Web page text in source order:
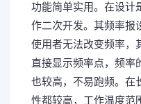
功能简单实用。在设计
作二次开发。其频率报
使用者无法改变频率，
直接显示频率点，频率
也较高，不易跑频。在
性都较高，工作温度范